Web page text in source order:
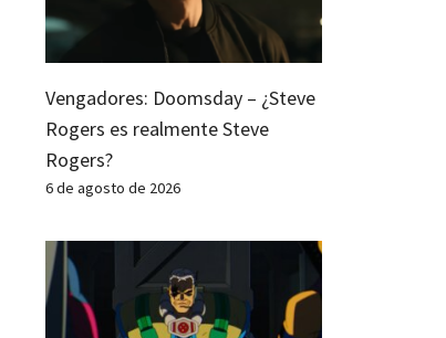
Vengadores: Doomsday – ¿Steve
Rogers es realmente Steve
Rogers?
6 de agosto de 2026